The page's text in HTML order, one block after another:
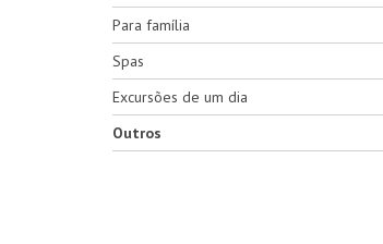
Para família
Spas
Excursões de um dia
Outros